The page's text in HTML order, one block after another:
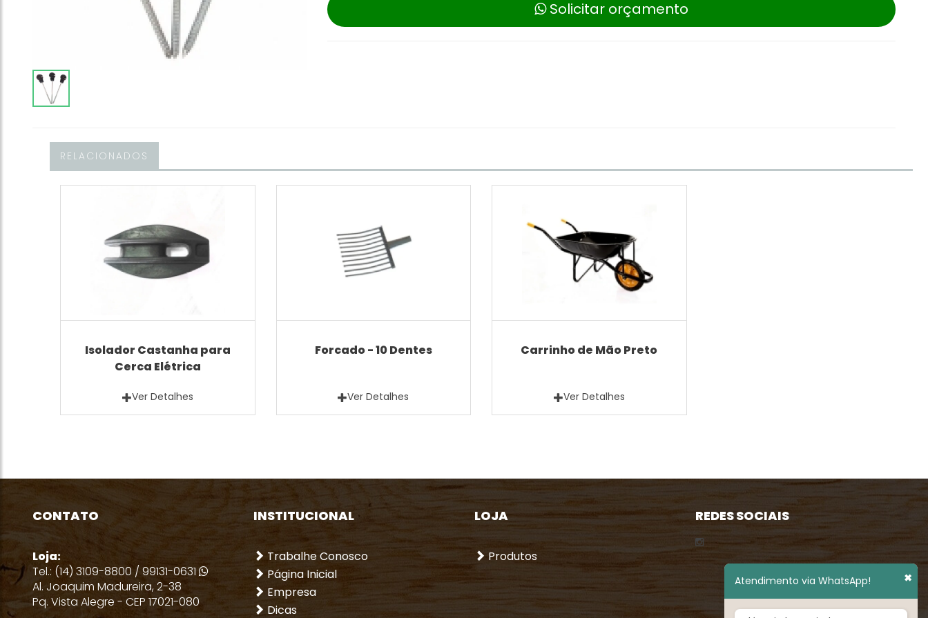
Solicitar orçamento
RELACIONADOS
Isolador Castanha para
Cerca Elétrica
Ver Detalhes
Forcado - 10 Dentes
Ver Detalhes
Carrinho de Mão Preto
Ver Detalhes
CONTATO
Loja:
Tel.: (14) 3109-8800 / 99131-0631
Al. Joaquim Madureira, 2-38
Pq. Vista Alegre - CEP 17021-080
INSTITUCIONAL
Trabalhe Conosco
Página Inicial
Empresa
Dicas
LOJA
Produtos
REDES SOCIAIS
Atendimento via WhatsApp! ✖